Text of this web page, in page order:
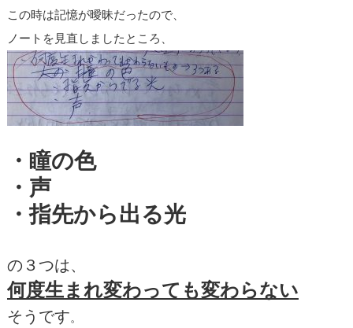
この時は記憶が曖昧だったので、
ノートを見直しましたところ、
・瞳の色
・声
・指先から出る光
の３つは、
何度生まれ変わっても変わらない
そうです。